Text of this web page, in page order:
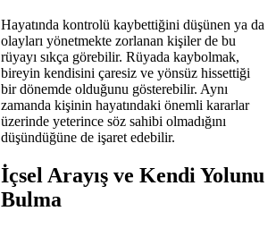
Hayatında kontrolü kaybettiğini düşünen ya da
olayları yönetmekte zorlanan kişiler de bu
rüyayı sıkça görebilir. Rüyada kaybolmak,
bireyin kendisini çaresiz ve yönsüz hissettiği
bir dönemde olduğunu gösterebilir. Aynı
zamanda kişinin hayatındaki önemli kararlar
üzerinde yeterince söz sahibi olmadığını
düşündüğüne de işaret edebilir.
İçsel Arayış ve Kendi Yolunu
Bulma